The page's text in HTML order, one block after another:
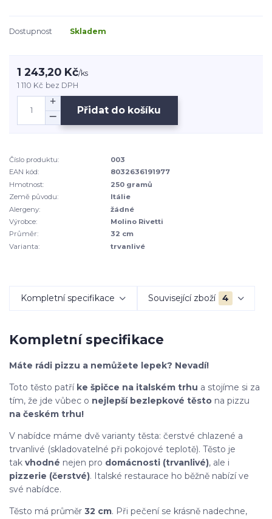
Dostupnost Skladem
1 243,20 Kč/ks
1 110 Kč bez DPH
Přidat do košíku
Číslo produktu:
003
EAN kód:
8032636191977
Hmotnost:
250 gramů
Země původu:
Itálie
Alergeny:
žádné
Výrobce:
Molino Rivetti
Průměr:
32 cm
Varianta:
trvanlivé
Kompletní specifikace Související zboží 4
Kompletní specifikace
Máte rádi pizzu a nemůžete lepek? Nevadí!
Toto těsto patří ke špičce na italském trhu a stojíme si za
tím, že jde vůbec o nejlepší bezlepkové těsto na pizzu
na českém trhu!
V nabídce máme dvě varianty těsta: čerstvé chlazené a
trvanlivé (skladovatelné při pokojové teplotě). Těsto je
tak vhodné nejen pro domácnosti (trvanlivé), ale i
pizzerie (čerstvé). Italské restaurace ho běžně nabízí ve
své nabídce.
Těsto má průměr 32 cm. Při pečení se krásně nadechne,